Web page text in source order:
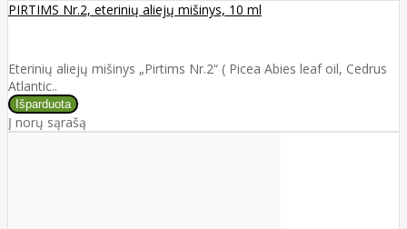
PIRTIMS Nr.2, eterinių aliejų mišinys, 10 ml
Eterinių aliejų mišinys „Pirtims Nr.2“ ( Picea Abies leaf oil, Cedrus
Atlantic..
Į norų sąrašą